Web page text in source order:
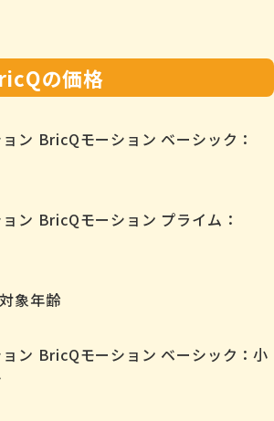
の価格
ン BricQモーション ベーシック：
ン BricQモーション プライム：
象年齢
ン BricQモーション ベーシック：小